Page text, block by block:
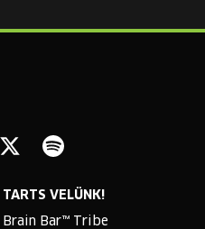
TARTS VELÜNK!
Brain Bar™ Tribe